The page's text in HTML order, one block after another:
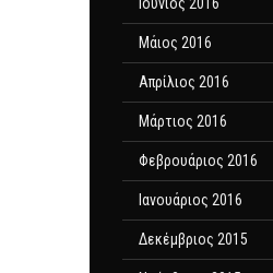
Μάιος 2016
Απρίλιος 2016
Μάρτιος 2016
Φεβρουάριος 2016
Ιανουάριος 2016
Δεκέμβριος 2015